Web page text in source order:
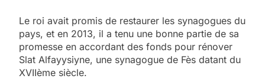
Le roi avait promis de restaurer les synagogues du
pays, et en 2013, il a tenu une bonne partie de sa
promesse en accordant des fonds pour rénover
Slat Alfayysiyne, une synagogue de Fès datant du
XVIIème siècle.